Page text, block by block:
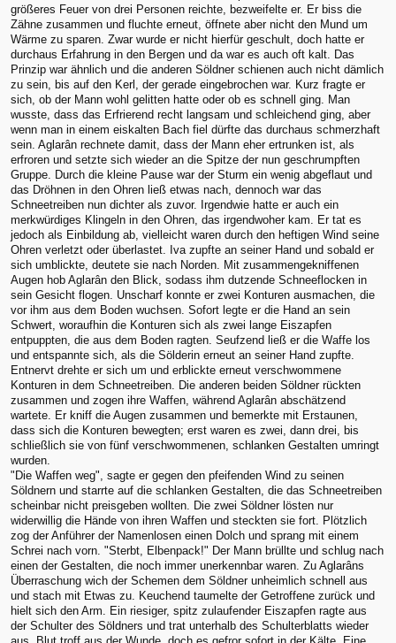
größeres Feuer von drei Personen reichte, bezweifelte er. Er biss die
Zähne zusammen und fluchte erneut, öffnete aber nicht den Mund um
Wärme zu sparen. Zwar wurde er nicht hierfür geschult, doch hatte er
durchaus Erfahrung in den Bergen und da war es auch oft kalt. Das
Prinzip war ähnlich und die anderen Söldner schienen auch nicht dämlich
zu sein, bis auf den Kerl, der gerade eingebrochen war. Kurz fragte er
sich, ob der Mann wohl gelitten hatte oder ob es schnell ging. Man
wusste, dass das Erfrierend recht langsam und schleichend ging, aber
wenn man in einem eiskalten Bach fiel dürfte das durchaus schmerzhaft
sein. Aglarân rechnete damit, dass der Mann eher ertrunken ist, als
erfroren und setzte sich wieder an die Spitze der nun geschrumpften
Gruppe. Durch die kleine Pause war der Sturm ein wenig abgeflaut und
das Dröhnen in den Ohren ließ etwas nach, dennoch war das
Schneetreiben nun dichter als zuvor. Irgendwie hatte er auch ein
merkwürdiges Klingeln in den Ohren, das irgendwoher kam. Er tat es
jedoch als Einbildung ab, vielleicht waren durch den heftigen Wind seine
Ohren verletzt oder überlastet. Iva zupfte an seiner Hand und sobald er
sich umblickte, deutete sie nach Norden. Mit zusammengekniffenen
Augen hob Aglarân den Blick, sodass ihm dutzende Schneeflocken in
sein Gesicht flogen. Unscharf konnte er zwei Konturen ausmachen, die
vor ihm aus dem Boden wuchsen. Sofort legte er die Hand an sein
Schwert, woraufhin die Konturen sich als zwei lange Eiszapfen
entpuppten, die aus dem Boden ragten. Seufzend ließ er die Waffe los
und entspannte sich, als die Sölderin erneut an seiner Hand zupfte.
Entnervt drehte er sich um und erblickte erneut verschwommene
Konturen in dem Schneetreiben. Die anderen beiden Söldner rückten
zusammen und zogen ihre Waffen, während Aglarân abschätzend
wartete. Er kniff die Augen zusammen und bemerkte mit Erstaunen,
dass sich die Konturen bewegten; erst waren es zwei, dann drei, bis
schließlich sie von fünf verschwommenen, schlanken Gestalten umringt
wurden.
"Die Waffen weg", sagte er gegen den pfeifenden Wind zu seinen
Söldnern und starrte auf die schlanken Gestalten, die das Schneetreiben
scheinbar nicht preisgeben wollten. Die zwei Söldner lösten nur
widerwillig die Hände von ihren Waffen und steckten sie fort. Plötzlich
zog der Anführer der Namenlosen einen Dolch und sprang mit einem
Schrei nach vorn. "Sterbt, Elbenpack!" Der Mann brüllte und schlug nach
einen der Gestalten, die noch immer unerkennbar waren. Zu Aglarâns
Überraschung wich der Schemen dem Söldner unheimlich schnell aus
und stach mit Etwas zu. Keuchend taumelte der Getroffene zurück und
hielt sich den Arm. Ein riesiger, spitz zulaufender Eiszapfen ragte aus
der Schulter des Söldners und trat unterhalb des Schulterblatts wieder